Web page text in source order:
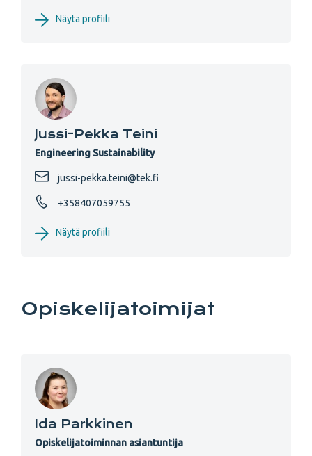
Näytä profiili
Jussi-Pekka Teini
Engineering Sustainability
jussi-pekka.teini@tek.fi
+358407059755
Näytä profiili
Opiskelijatoimijat
Ida Parkkinen
Opiskelijatoiminnan asiantuntija